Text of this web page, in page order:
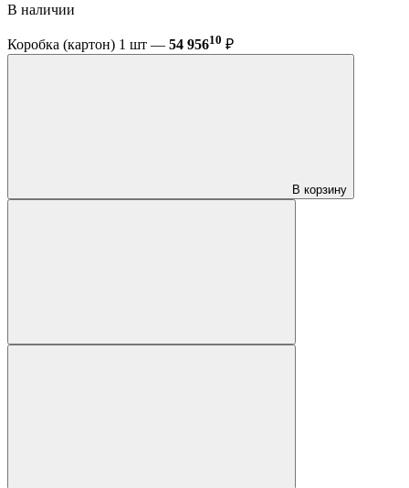
В наличии
Коробка (картон) 1 шт — 54 95610 ₽
В корзину